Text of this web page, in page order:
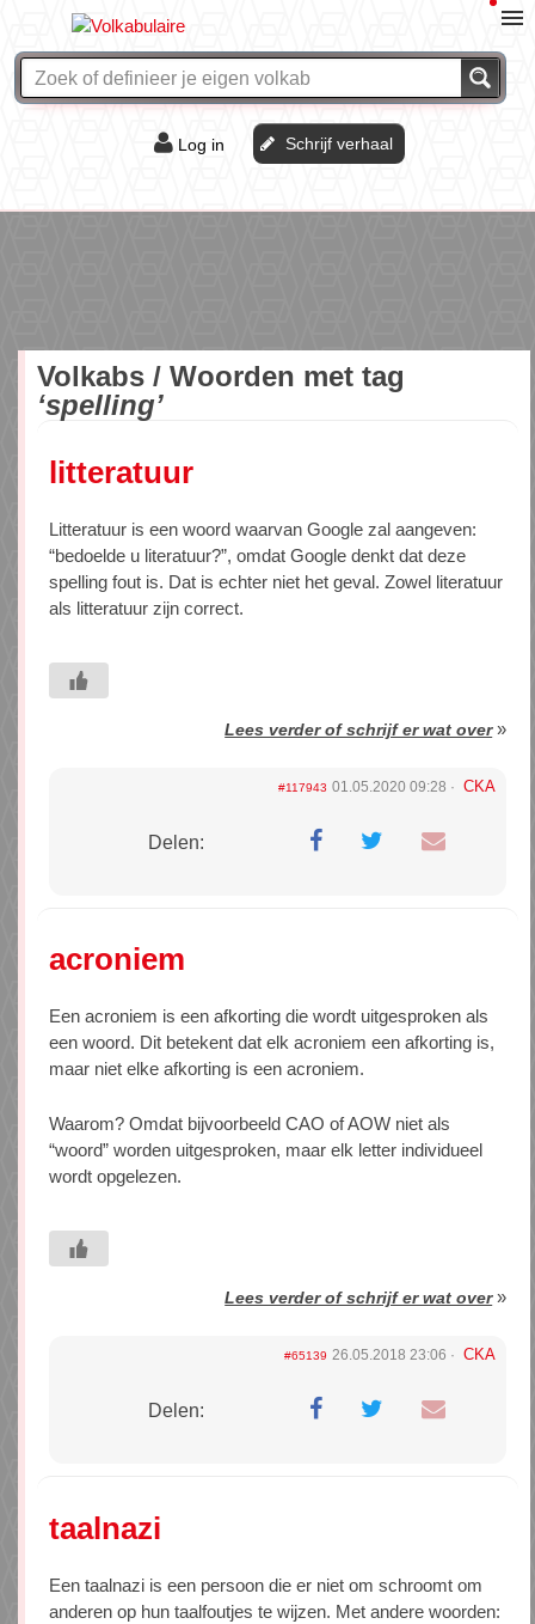
Log in Schrijf verhaal
Volkabs / Woorden met tag
‘spelling’
litteratuur
Litteratuur is een woord waarvan Google zal aangeven:
“bedoelde u literatuur?”, omdat Google denkt dat deze
spelling fout is. Dat is echter niet het geval. Zowel literatuur
als litteratuur zijn correct.
Lees verder of schrijf er wat over»
#117943 01.05.2020 09:28 CKA
Delen:
acroniem
Een acroniem is een afkorting die wordt uitgesproken als
een woord. Dit betekent dat elk acroniem een afkorting is,
maar niet elke afkorting is een acroniem.
Waarom? Omdat bijvoorbeeld CAO of AOW niet als
“woord” worden uitgesproken, maar elk letter individueel
wordt opgelezen.
Lees verder of schrijf er wat over»
#65139 26.05.2018 23:06 CKA
Delen:
taalnazi
Een taalnazi is een persoon die er niet om schroomt om
anderen op hun taalfoutjes te wijzen. Met andere woorden: